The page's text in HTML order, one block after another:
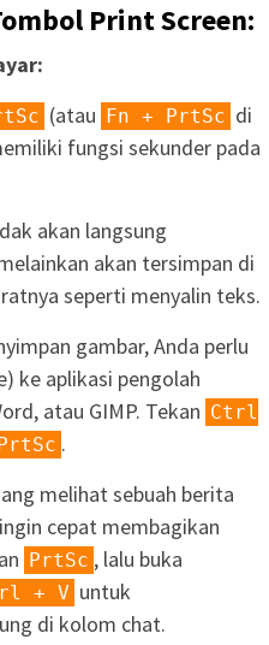
Print Screen:
(atau Fn + PrtSc di
fungsi sekunder pada
akan langsung
akan tersimpan di
seperti menyalin teks.
gambar, Anda perlu
ke aplikasi pengolah
atau GIMP. Tekan Ctrl
PrtSc .
melihat sebuah berita
cepat membagikan
PrtSc , lalu buka
+ V untuk
di kolom chat.